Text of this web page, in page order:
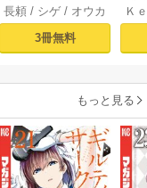
イフを（願望） 1
長頼 / シゲ / オウカ
3冊無料
異
Ｋ
もっと見る